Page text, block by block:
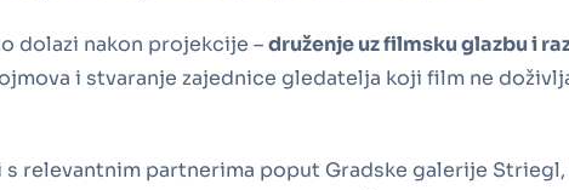
dolazi nakon projekcije –druženje uz filmsku glazbu i
i stvaranje zajednice gledatelja koji film ne
relevantnim partnerima poput Gradske galerije